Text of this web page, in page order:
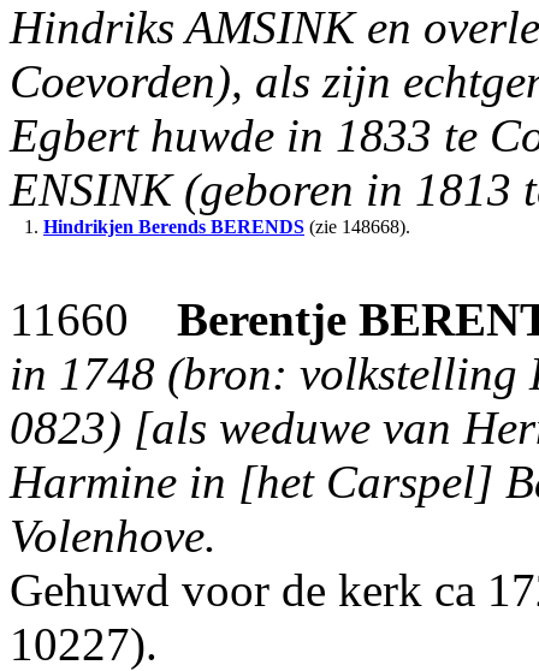
Hindriks AMSINK en
Coevorden), als zijn
Egbert huwde in 1833 te
ENSINK (geboren in
1. Hindrikjen Berends BERENDS (zie 148668).
11660 Berentje
in 1748 (bron: volkstelling
0823) [als weduwe van
Harmine in [het Carspel]
Volenhove.
Gehuwd voor de kerk ca
10227).